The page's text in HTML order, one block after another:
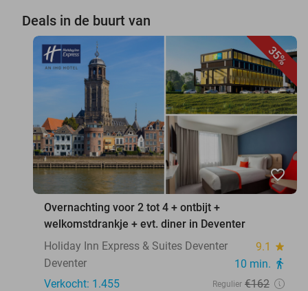
Deals in de buurt van
35%
favorite_border
Overnachting voor 2 tot 4 + ontbijt +
welkomstdrankje + evt. diner in Deventer
Holiday Inn Express & Suites Deventer
9.1 star
Deventer 10 min. directions_walk
Verkocht: 1.455 Regulier €162